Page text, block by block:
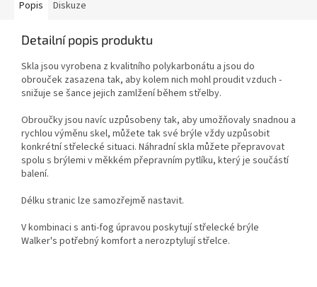
Popis Diskuze
Detailní popis produktu
Skla jsou vyrobena z kvalitního polykarbonátu a jsou do
obrouček zasazena tak, aby kolem nich mohl proudit vzduch -
snižuje se šance jejich zamlžení během střelby.
Obroučky jsou navíc uzpůsobeny tak, aby umožňovaly snadnou a
rychlou výměnu skel, můžete tak své brýle vždy uzpůsobit
konkrétní střelecké situaci. Náhradní skla můžete přepravovat
spolu s brýlemi v měkkém přepravním pytlíku, který je součástí
balení.
Délku stranic lze samozřejmě nastavit.
V kombinaci s anti-fog úpravou poskytují střelecké brýle
Walker's potřebný komfort a nerozptylují střelce.